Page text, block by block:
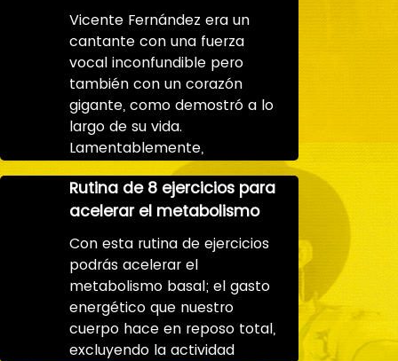
Vicente Fernández era un
cantante con una fuerza
vocal inconfundible pero
también con un corazón
gigante, como demostró a lo
largo de su vida.
Lamentablemente,
Rutina de 8 ejercicios para
acelerar el metabolismo
Con esta rutina de ejercicios
podrás acelerar el
metabolismo basal; el gasto
energético que nuestro
cuerpo hace en reposo total,
excluyendo la actividad